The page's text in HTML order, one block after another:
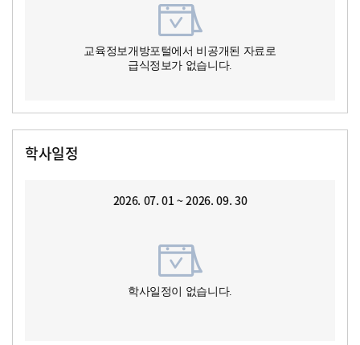
교육정보개방포털에서 비공개된 자료로
급식정보가 없습니다.
학사일정
2026. 07. 01 ~ 2026. 09. 30
학사일정이 없습니다.